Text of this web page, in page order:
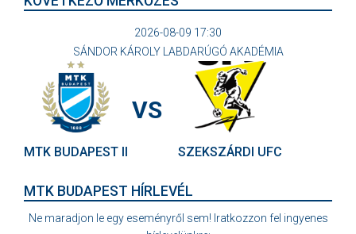
2026-08-09 17:30
SÁNDOR KÁROLY LABDARÚGÓ AKADÉMIA
MTK BUDAPEST II
VS
SZEKSZÁRDI UFC
MTK BUDAPEST HÍRLEVÉL
Ne maradjon le egy eseményről sem! Iratkozzon fel ingyenes